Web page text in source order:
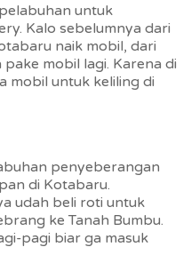
untuk
Kalo sebelumnya dari
naik mobil, dari
mobil lagi. Karena di
mobil untuk keliling di
penyeberangan
di Kotabaru.
udah beli roti untuk
ke Tanah Bumbu.
pagi biar ga masuk